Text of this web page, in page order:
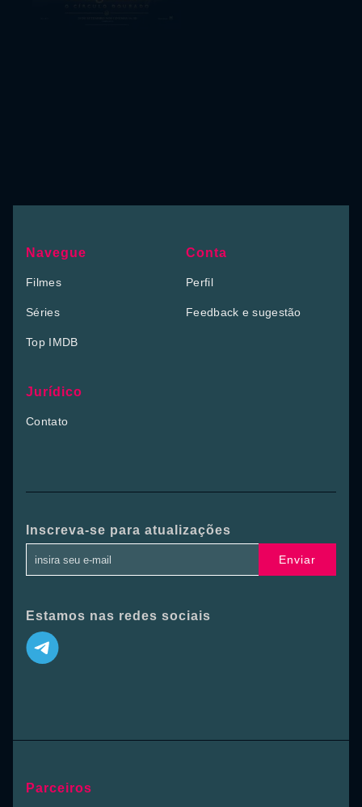
Navegue
Filmes
Séries
Top IMDB
Conta
Perfil
Feedback e sugestão
Jurídico
Contato
Inscreva-se para atualizações
Enviar
Estamos nas redes sociais
Parceiros